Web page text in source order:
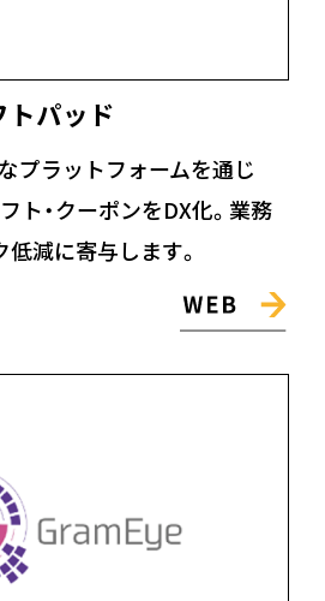
パッド
プラットフォームを通じ
ト・クーポンをDX化。業務
減に寄与します。